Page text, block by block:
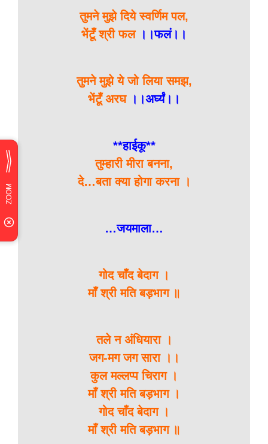
तुमने मुझे दिये स्वर्णिम पल,
भेंटूँ श्री फल ।।फलं।।
तुमने मुझे ये जो लिया समझ,
भेंटूँ अरघ ।।अर्घ्यं।।
**हाईकू**
तुम्हारी मीरा बनना,
दे…बता क्या होगा करना ।
…जयमाला…
गोद चाँद बेदाग ।
माँ श्री मति बड़भाग ॥
तले न अंधियारा ।
जग-मग जग सारा ।।
कुल मल्लप्प चिराग ।
माँ श्री मति बड़भाग ।
गोद चाँद बेदाग ।
माँ श्री मति बड़भाग ॥